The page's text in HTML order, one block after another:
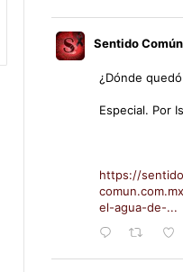
Sentido Común
¿Dónde
Especial. Por
https://
el-agua-de-...